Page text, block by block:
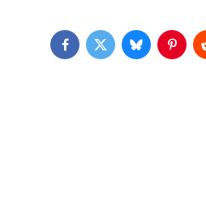
Facebook
TwitterBluesky